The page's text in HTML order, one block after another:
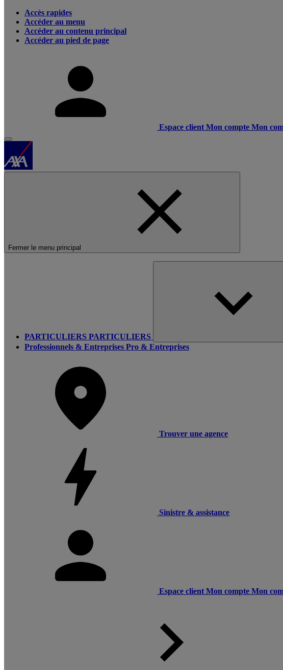
Accès rapides
Accéder au menu
Accéder au contenu principal
Accéder au pied de page
Espace client Mon compte Mon
Fermer le menu principal
PARTICULIERS PARTICULIERS
Professionnels & Entreprises Pro & Entreprises
Trouver une agence
Sinistre & assistance
Espace client Mon compte Mon